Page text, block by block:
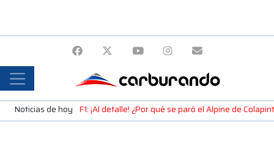
Noticias de hoy F1: ¡Al detalle! ¿Por qué se paró el Alpine de